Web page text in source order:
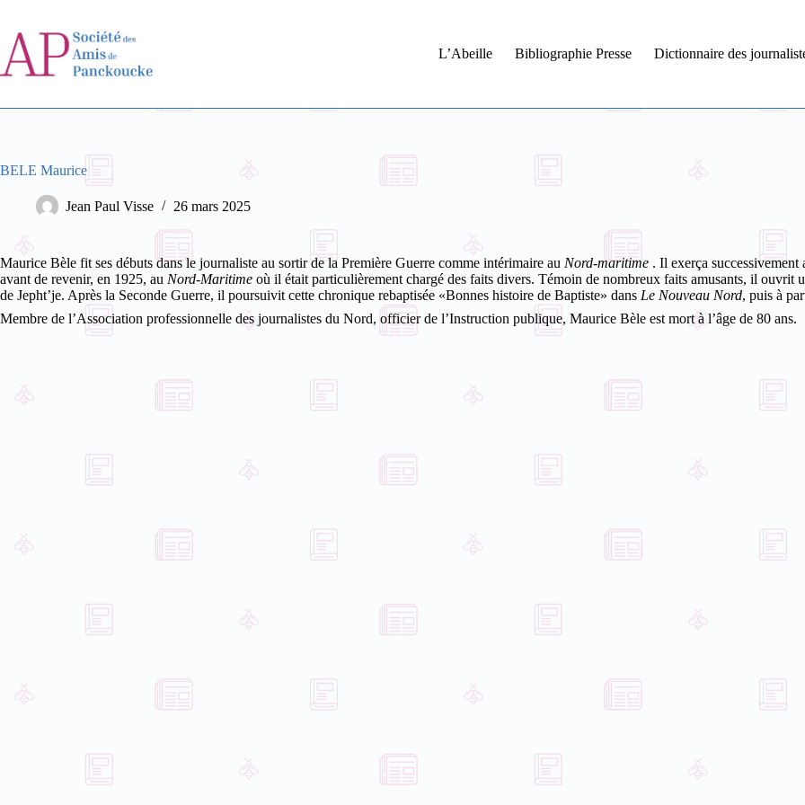
contenu
L’Abeille
Bibliographie Presse Dictionnaire des
BELE Maurice
Jean Paul Visse 26 mars 2025
Maurice Bèle fit ses débuts dans le journaliste au sortir de la Première Guerre comme intérimaire au Nord-maritime . Il exerça successivement
avant de revenir, en 1925, au Nord-Maritime où il était particulièrement chargé des faits divers. Témoin de nombreux faits amusants, il
de Jepht’je. Après la Seconde Guerre, il poursuivit cette chronique rebaptisée «Bonnes histoire de Baptiste» dans Le Nouveau Nord, puis à
Membre de l’Association professionnelle des journalistes du Nord, officier de l’Instruction publique, Maurice Bèle est mort à l’âge de 80 ans.